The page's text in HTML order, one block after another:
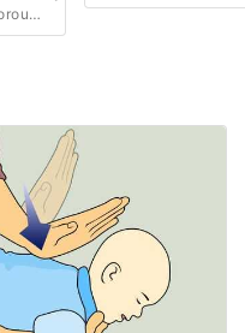
zdravie a pohodlie